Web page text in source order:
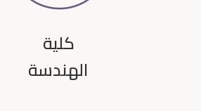
كلية
الهندسة